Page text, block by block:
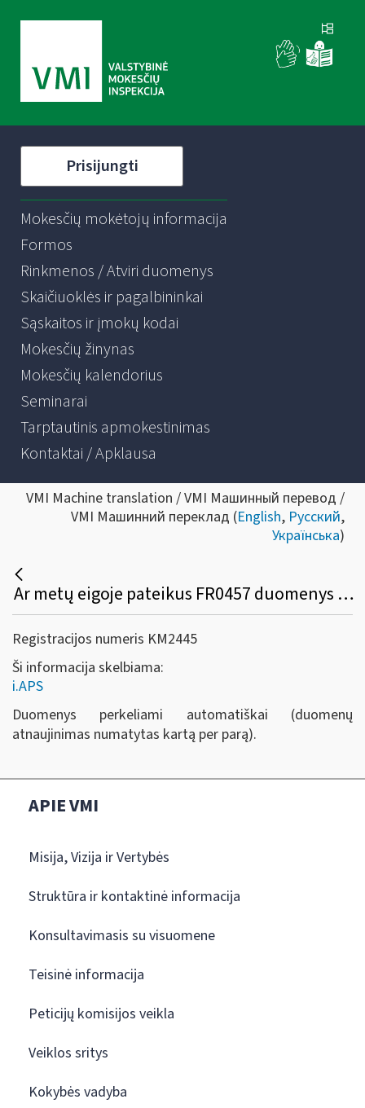
Prisijungti
Mokesčių mokėtojų informacija
Formos
Rinkmenos / Atviri duomenys
Skaičiuoklės ir pagalbininkai
Sąskaitos ir įmokų kodai
Mokesčių žinynas
Mokesčių kalendorius
Seminarai
Tarptautinis apmokestinimas
Kontaktai / Apklausa
VMI Machine translation / VMI Машинный перевод /
VMI Машинний переклад (English, Русский,
Українська)
Ar metų eigoje pateikus FR0457 duomenys persikels į i.APS automatiškai?
Registracijos numeris KM2445
Ši informacija skelbiama:
i.APS
Duomenys perkeliami automatiškai (duomenų
atnaujinimas numatytas kartą per parą).
APIE VMI
Misija, Vizija ir Vertybės
Struktūra ir kontaktinė informacija
Konsultavimasis su visuomene
Teisinė informacija
Peticijų komisijos veikla
Veiklos sritys
Kokybės vadyba